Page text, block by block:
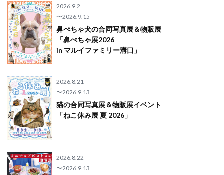
2026.9.2
〜2026.9.15
鼻ぺちゃ犬の合同写真展＆物販展
「鼻ぺちゃ展2026
in マルイファミリー溝口」
2026.8.21
〜2026.9.13
猫の合同写真展＆物販展イベント
「ねこ休み展 夏 2026」
2026.8.22
〜2026.9.13